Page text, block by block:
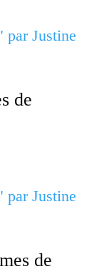
de
de